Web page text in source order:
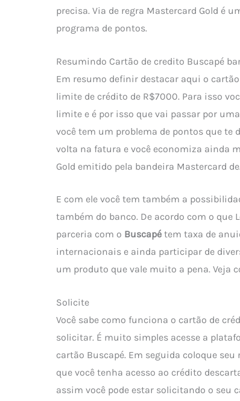
precisa. Via de regra Mastercard Gold é
programa de pontos.
Resumindo Cartão de credito Buscapé
Em resumo definir destacar aqui o
limite de crédito de R$7000. Para isso
limite e é por isso que vai passar por
você tem um problema de pontos que te
volta na fatura e você economiza ainda
Gold emitido pela bandeira Mastercard de.
E com ele você tem também a
também do banco. De acordo com o que
parceria com o Buscapé tem taxa de
internacionais e ainda participar de
um produto que vale muito a pena. Veja
Solicite
Você sabe como funciona o cartão de
solicitar. É muito simples acesse a
cartão Buscapé. Em seguida coloque
que você tenha acesso ao crédito
assim você pode estar solicitando o seu